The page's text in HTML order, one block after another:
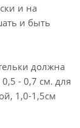
и на
и быть
должна
- 0,7 см. для
1,0-1,5см